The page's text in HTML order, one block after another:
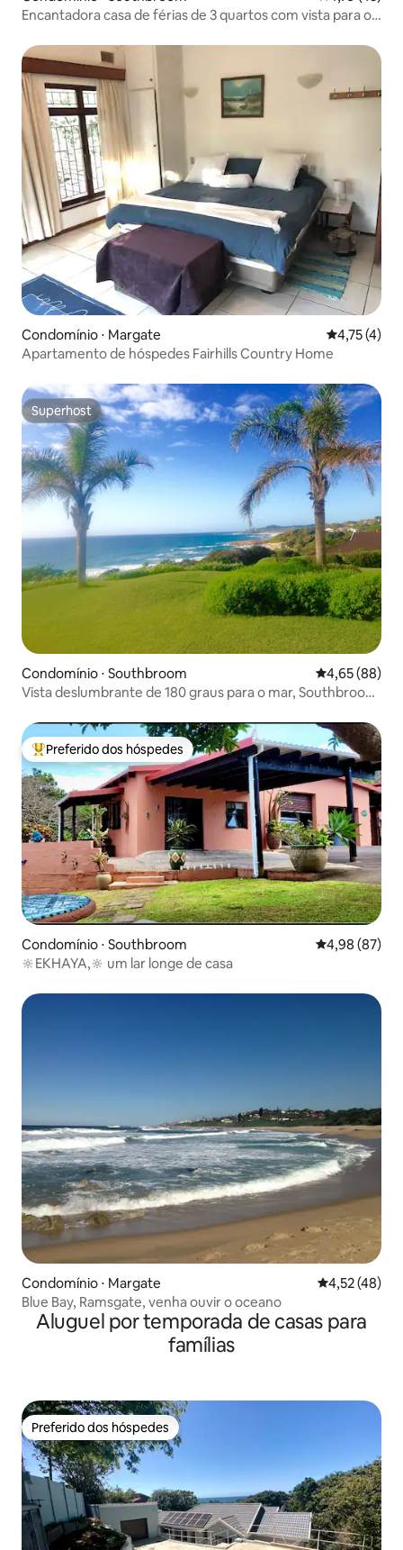
Encantadora casa de férias de 3 quartos com vista para o
Condomínio ⋅ Margate 4,75 de
4,75 (4)
Apartamento de hóspedes Fairhills Country Home
Superhost
Superhost
Condomínio ⋅ Southbroom 4,65 de uma
4,65 (88)
Vista deslumbrante de 180 graus para o mar, Southbroom,
Entre os melhores preferidos dos hóspedes
Preferido dos hóspedes
Condomínio ⋅ Southbroom 4,98 de uma
4,98 (87)
🔆EKHAYA,🔆 um lar longe de casa
Condomínio ⋅ Margate 4,52 de uma
4,52 (48)
Blue Bay, Ramsgate, venha ouvir o oceano
Aluguel por temporada de casas para
famílias
Preferido dos hóspedes
Preferido dos hóspedes